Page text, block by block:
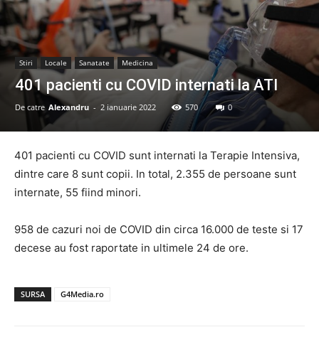
Stiri Locale Sanatate Medicina
401 pacienti cu COVID internati la ATI
De catre Alexandru - 2 ianuarie 2022 570 0
401 pacienti cu COVID sunt internati la Terapie Intensiva,
dintre care 8 sunt copii. In total, 2.355 de persoane sunt
internate, 55 fiind minori.
958 de cazuri noi de COVID din circa 16.000 de teste si 17
decese au fost raportate in ultimele 24 de ore.
SURSA G4Media.ro